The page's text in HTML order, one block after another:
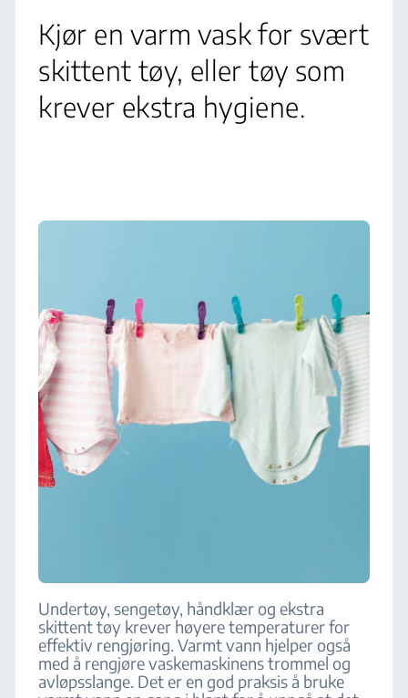
Kjør en varm vask for svært
skittent tøy, eller tøy som
krever ekstra hygiene.
Undertøy, sengetøy, håndklær og ekstra
skittent tøy krever høyere temperaturer for
effektiv rengjøring. Varmt vann hjelper også
med å rengjøre vaskemaskinens trommel og
avløpsslange. Det er en god praksis å bruke